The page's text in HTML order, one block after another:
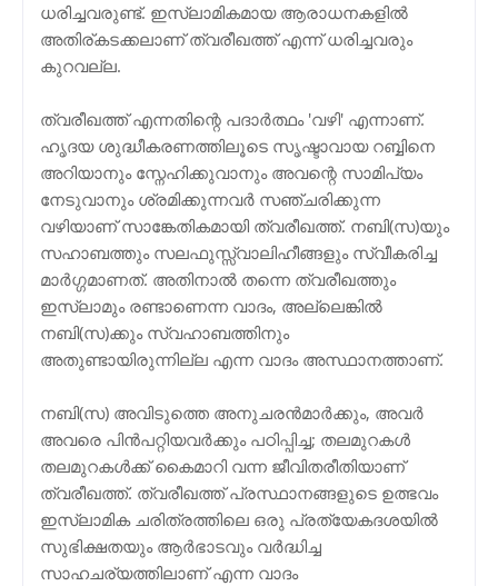
ധരിച്ചവരുണ്ട്. ഇസ്ലാമികമായ ആരാധനകളില്‍
അതിര്കടക്കലാണ് ത്വരീഖത്ത് എന്ന് ധരിച്ചവരും
കുറവല്ല.
ത്വരീഖത്ത് എന്നതിന്റെ പദാര്‍ത്ഥം 'വഴി' എന്നാണ്‌.
ഹൃദയ ശുദ്ധീകരണത്തിലൂടെ സൃഷ്ടാവായ റബ്ബിനെ
അറിയാനും സ്നേഹിക്കുവാനും അവന്റെ സാമിപ്യം
നേടുവാനും ശ്രമിക്കുന്നവര്‍ സഞ്ചരിക്കുന്ന
വഴിയാണ് സാങ്കേതികമായി ത്വരീഖത്ത്. നബി(സ)യും
സഹാബത്തും സലഫുസ്സ്വാലിഹീങ്ങളും സ്വീകരിച്ച
മാര്‍ഗ്ഗമാണത്. അതിനാല്‍ തന്നെ ത്വരീഖത്തും
ഇസ്ലാമും രണ്ടാണെന്ന വാദം, അല്ലെങ്കില്‍
നബി(സ)ക്കും സ്വഹാബത്തിനും
അതുണ്ടായിരുന്നില്ല എന്ന വാദം അസ്ഥാനത്താണ്.
നബി(സ) അവിടുത്തെ അനുചരന്‍മാര്‍ക്കും, അവര്‍
അവരെ പിന്‍പറ്റിയവര്‍ക്കും പഠിപ്പിച്ച; തലമുറകള്‍
തലമുറകള്‍ക്ക് കൈമാറി വന്ന ജീവിതരീതിയാണ്
ത്വരീഖത്ത്. ത്വരീഖത്ത് പ്രസ്ഥാനങ്ങളുടെ ഉത്ഭവം
ഇസ്ലാമിക ചരിത്രത്തിലെ ഒരു പ്രത്യേകദശയില്‍
സുഭിക്ഷതയും ആര്‍ഭാടവും വര്‍ദ്ധിച്ച
സാഹചര്യത്തിലാണ് എന്ന വാദം